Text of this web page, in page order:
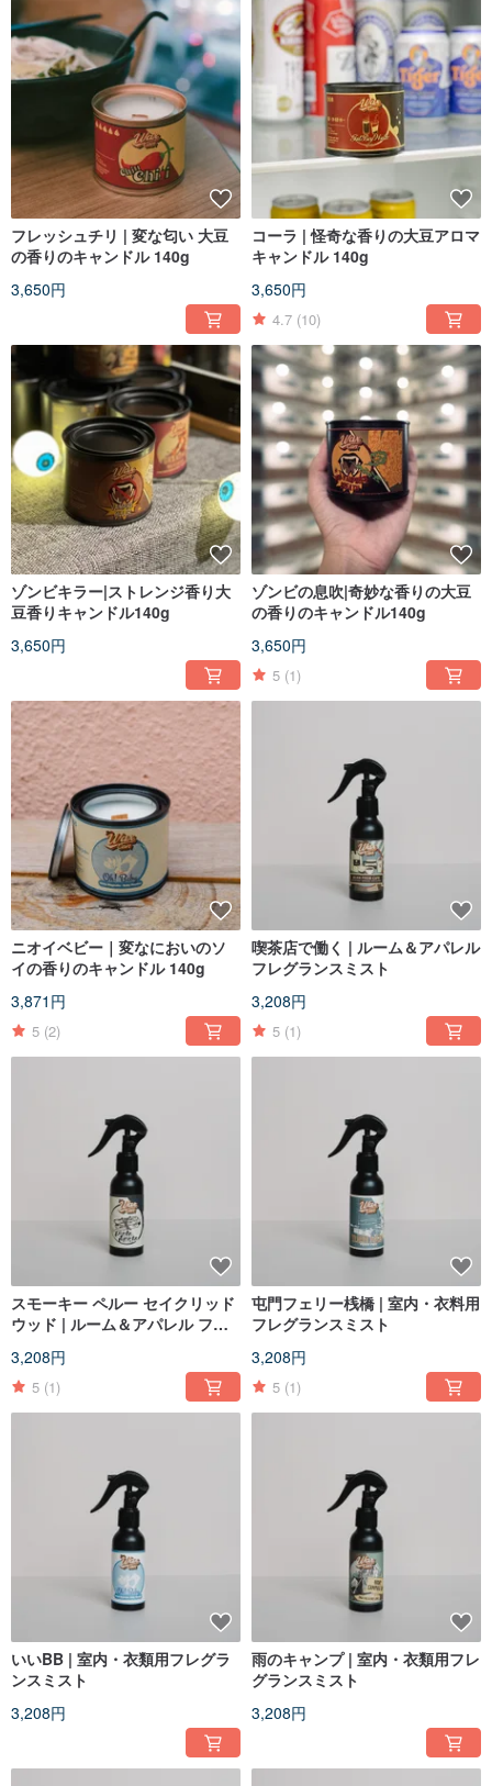
フレッシュチリ | 変な匂い 大豆
の香りのキャンドル 140g
3,650円
コーラ | 怪奇な香りの大豆アロマ
キャンドル 140g
3,650円
4.7 (10)
ゾンビキラー|ストレンジ香り大
豆香りキャンドル140g
3,650円
ゾンビの息吹|奇妙な香りの大豆
の香りのキャンドル140g
3,650円
5 (1)
ニオイベビー｜変なにおいのソ
イの香りのキャンドル 140g
3,871円
5 (2)
喫茶店で働く | ルーム＆アパレル
フレグランスミスト
3,208円
5 (1)
スモーキー ペルー セイクリッド
ウッド | ルーム＆アパレル フレ
3,208円
5 (1)
屯門フェリー桟橋 | 室内・衣料用
フレグランスミスト
3,208円
5 (1)
いいBB | 室内・衣類用フレグラ
ンスミスト
3,208円
雨のキャンプ | 室内・衣類用フレ
グランスミスト
3,208円